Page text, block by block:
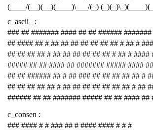
(____/(__)(__)(____)\___/(_)
c_ascii_ :
### ## ####### #### ## ## ######
## #### ## # ## ## ## ## ## ## ## # ## #
## ## ## ## # ## ## ## ## ## ## # ## # ####
##### ## ## #### ## ####### ##### ####
## ## ###### ## # ## ### ## ## ## ## ## #
## ## ## ## ## # ## ## ## ## ## ## ## # ##
###### ## ## ####### ##### ## ## #### ##
c_consen :
### #### # # ### ## # #### #### # # #